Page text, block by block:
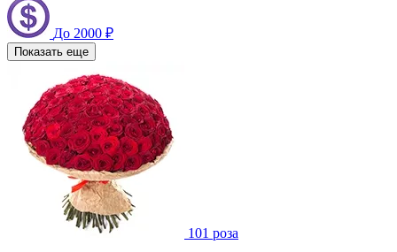
До 2000 ₽
Показать еще
101 роза